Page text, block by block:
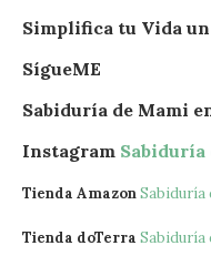
Simplifica tu Vida un
SígueME
Sabiduría de Mami
Instagram Sabiduría
Tienda AmazonSabiduría
Tienda doTerra Sabiduría